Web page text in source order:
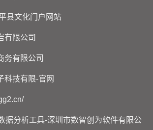
县文化门户网站
有限公司
务有限公司
科技有限-官网
据分析工具-深圳市数智创为软件有限公